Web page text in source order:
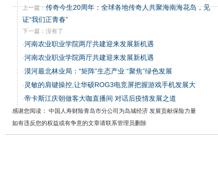
上一篇：传奇今生20周年：全球各地传奇人共聚海南海花岛，见
证“我们正青春”
下一篇：没有了
·河南农业职业学院两厅共建迎来发展新机遇
·河南农业职业学院两厅共建迎来发展新机遇
·漠河最北林业局：“矩阵”生态产业 “聚焦”绿色发展
· 灵敏的肩键操控,让华硕ROG3电竞屏把握游戏手机发展大
·帝卡斯江庆朝做客大咖直播间 对话后疫情发展之道
感谢您阅读： 中国人寿财险青岛市分公司为岛城经济 发展贡献保险力量
如有违反您的权益或有争意的文章请联系管理员删除